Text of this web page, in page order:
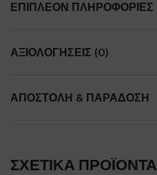
ΕΠΙΠΛΈΟΝ ΠΛΗΡΟΦΟΡΊΕΣ
ΑΞΙΟΛΟΓΉΣΕΙΣ (0)
ΑΠΟΣΤΟΛΉ & ΠΑΡΆΔΟΣΗ
ΣΧΕΤΙΚΆ ΠΡΟΪΌΝΤΑ